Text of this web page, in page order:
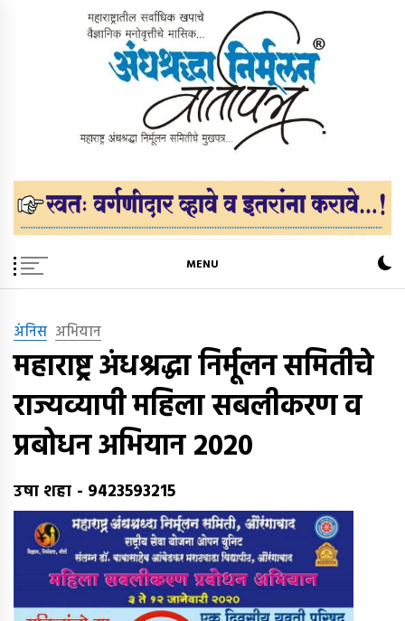
अंधश्रद्धा निर्मूलन वार्तापत्र ®
MENU
अंंनिस अभियान
महाराष्ट्र अंधश्रद्धा निर्मूलन समितीचे
राज्यव्यापी महिला सबलीकरण व
प्रबोधन अभियान 2020
उषा शहा - 9423593215